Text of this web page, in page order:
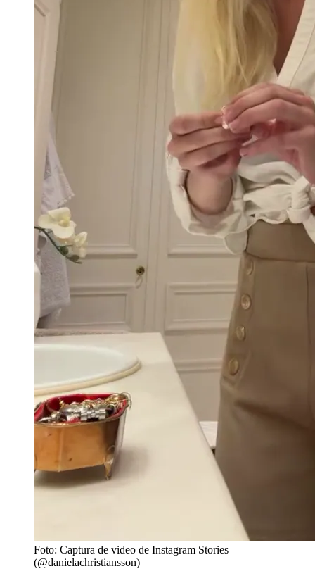
Foto: Captura de video de Instagram Stories
(@danielachristiansson)